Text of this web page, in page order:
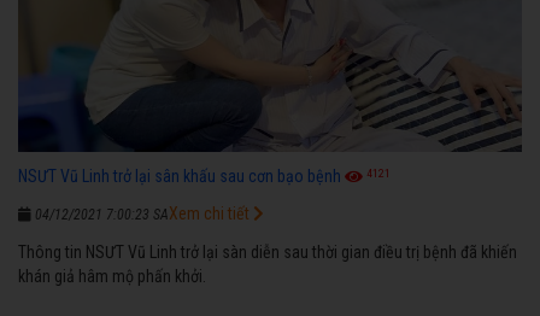
NSƯT Vũ Linh trở lại sân khấu sau cơn bạo bệnh 4121
04/12/2021 7:00:23 SA
Thông tin NSƯT Vũ Linh trở lại sàn diễn sau thời gian điều trị bệnh đã khiến
khán giả hâm mộ phấn khởi.
Xem chi tiết